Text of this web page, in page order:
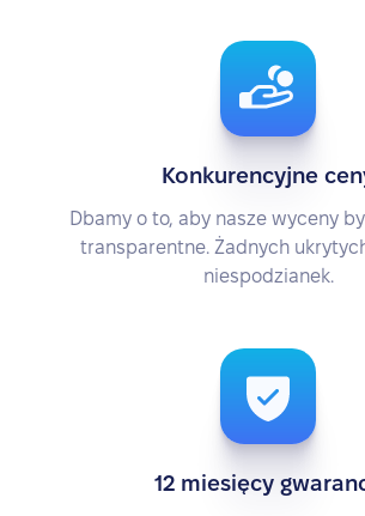
Konkurencyjne
Dbamy o to, aby nasze wyceny
transparentne. Żadnych
niespodzianek.
12 miesięcy